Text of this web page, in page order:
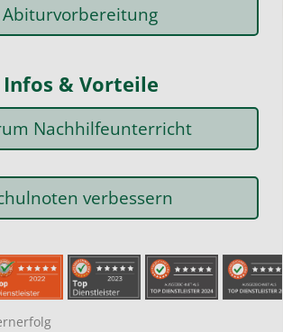
Abiturvorbereitung
Infos & Vorteile
Nachhilfeunterricht
verbessern